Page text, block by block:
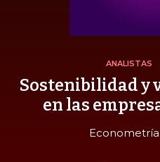
ANALISTAS
Sostenibilidad y
en las